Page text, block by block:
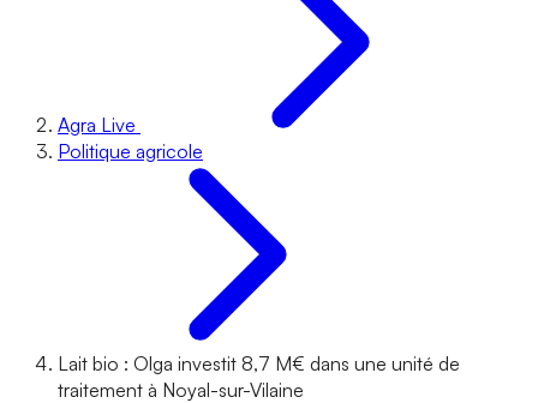
Agra Live
Politique agricole
Lait bio : Olga investit 8,7 M€ dans une unité de
traitement à Noyal-sur-Vilaine